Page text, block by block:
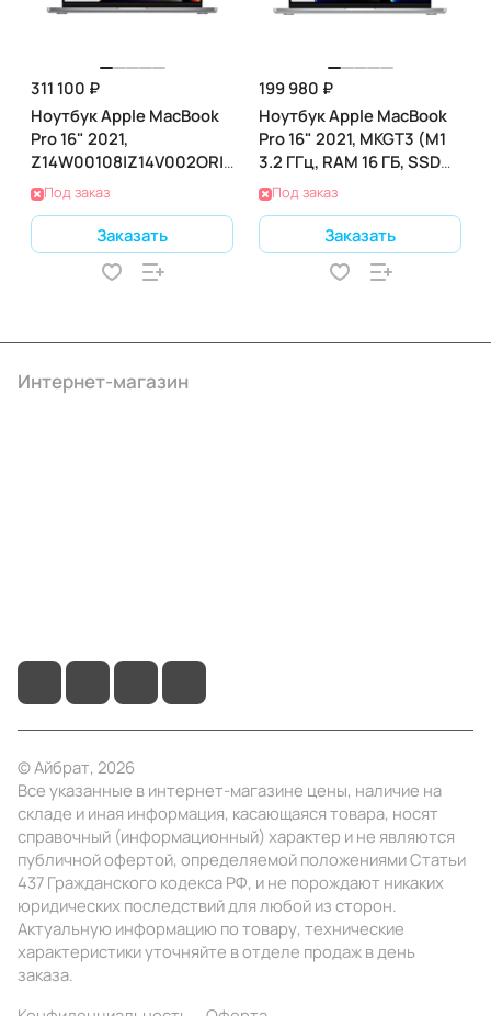
311 100 ₽
Ноутбук Apple MacBook
Pro 16" 2021,
Z14W00108|Z14V002OR|Z14V0027B
(M1 3.2 ГГц, RAM 32 ГБ,
SSD 2 ТБ), Gray
Под заказ
Заказать
199 980 ₽
Ноутбук Apple MacBook
Pro 16" 2021, MKGT3 (M1
3.2 ГГц, RAM 16 ГБ, SSD
512 ГБ), Silver
Под заказ
Заказать
Интернет-магазин
© Айбрат, 2026
Все указанные в интернет-магазине цены, наличие на
складе и иная информация, касающаяся товара, носят
справочный (информационный) характер и не являются
публичной офертой, определяемой положениями Статьи
437 Гражданского кодекса РФ, и не порождают никаких
юридических последствий для любой из сторон.
Актуальную информацию по товару, технические
характеристики уточняйте в отделе продаж в день
заказа.